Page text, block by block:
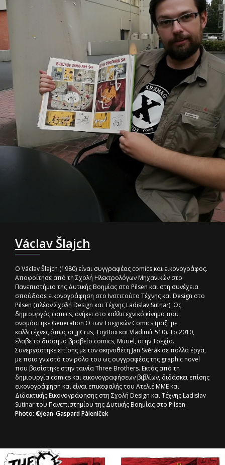
Václav Šlajch
Ο Václav Šlajch (1980) είναι συγγραφέας comics και εικονογράφος.
Αποφοίτησε από τη Σχολή Ηλεκτρολόγων Μηχανικών στο
Πανεπιστήμιο της Δυτικής Βοημίας στο Pilsen και στη συνέχεια
σπούδασε εικονογράφηση στο Ινστιτούτο Τέχνης και Design στο
Pilsen (πλέον Σχολή Design και Τέχνης Ladislav Sutnar). Ως
δημιουργός comics, ανήκει στο καλλιτεχνικό κίνημα που
ονομάστηκε Generation O των Τσεχικών Comics (μαζί με
καλλιτέχνες όπως οι JjiCrus, ToyBox και Vladimír 510). Το 2010,
έλαβε το διάσημο βραβείο comics, Muriel, στην Τσεχία.
Συνεργάστηκε επίσης με τον σκηνοθέτη Jan Svěrák σε πολλά έργα,
με ποιο γνωστό τον ρόλο του ως συγγραφέας της graphic novel
που βασίστηκε στην ταινία Three Brothers. Εκτός από τη
δημιουργία comics και εικονογραφήσεων βιβλίων, διδάσκει επίσης
εικονογράφηση και είναι επικεφαλής του Ατελιέ ΜΜΕ και
Διδακτικής Εικονογράφησης στη Σχολή Design και Τέχνης Ladislav
Sutinar του Πανεπιστημίου της Δυτικής Βοημίας στο Pilsen.
Photo: ©Jean-Gaspard Páleníček